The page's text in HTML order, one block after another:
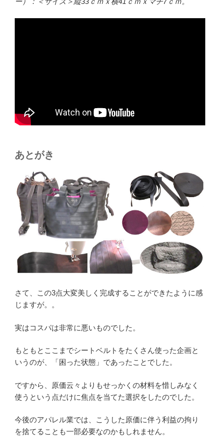
あとがき
さて、この3点大変美しく完成することができたように感
じますが。。
実はコスパは非常に悪いものでした。
もともとここまでシートベルトをたくさん使った企画と
いうのが、「困った状態」であったことでした。
ですから、原価云々よりもせっかくの材料を惜しみなく
使うという点だけに焦点を当てた選択をしたのでした。
今後のアパレル業では、こうした原価に伴う利益の拘り
を捨てることも一部必要なのかもしれません。